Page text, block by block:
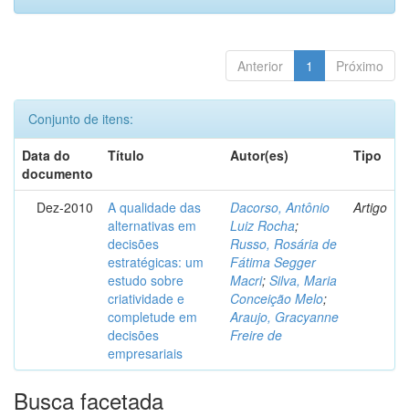
Anterior 1 Próximo
Conjunto de itens:
Data do
documento
Título Autor(es) Tipo
Dez-2010
A qualidade das
alternativas em
decisões
estratégicas: um
estudo sobre
criatividade e
completude em
decisões
empresariais
Dacorso, Antônio
Luiz Rocha;
Russo, Rosária de
Fátima Segger
Macri; Silva, Maria
Conceição Melo;
Araujo, Gracyanne
Freire de
Artigo
Busca facetada